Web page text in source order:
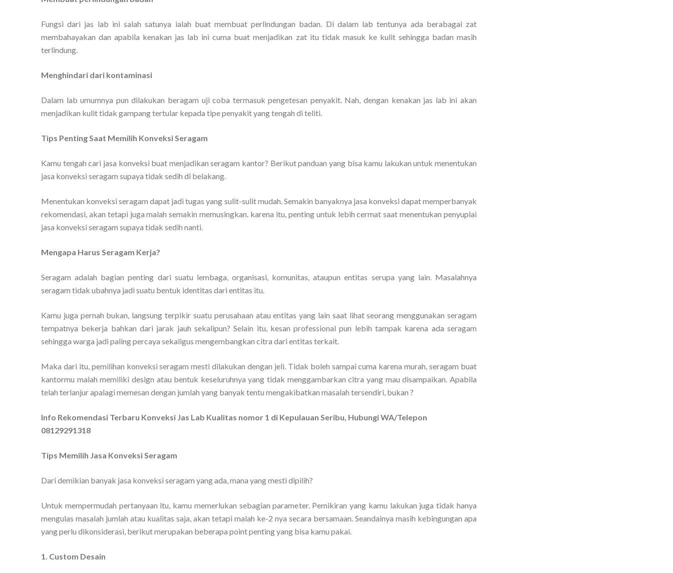
Fungsi dari jas lab ini salah satunya ialah buat membuat perlindungan badan. Di dalam lab tentunya ada berabagai zat
membahayakan dan apabila kenakan jas lab ini cuma buat menjadikan zat itu tidak masuk ke kulit sehingga badan masih
terlindung.
Menghindari dari kontaminasi
Dalam lab umumnya pun dilakukan beragam uji coba termasuk pengetesan penyakit. Nah, dengan kenakan jas lab ini akan
menjadikan kulit tidak gampang tertular kepada tipe penyakit yang tengah di teliti.
Tips Penting Saat Memilih Konveksi Seragam
Kamu tengah cari jasa konveksi buat menjadikan seragam kantor? Berikut panduan yang bisa kamu lakukan untuk menentukan
jasa konveksi seragam supaya tidak sedih di belakang.
Menentukan konveksi seragam dapat jadi tugas yang sulit-sulit mudah. Semakin banyaknya jasa konveksi dapat memperbanyak
rekomendasi, akan tetapi juga malah semakin memusingkan. karena itu, penting untuk lebih cermat saat menentukan penyuplai
jasa konveksi seragam supaya tidak sedih nanti.
Mengapa Harus Seragam Kerja?
Seragam adalah bagian penting dari suatu lembaga, organisasi, komunitas, ataupun entitas serupa yang lain. Masalahnya
seragam tidak ubahnya jadi suatu bentuk identitas dari entitas itu.
Kamu juga pernah bukan, langsung terpikir suatu perusahaan atau entitas yang lain saat lihat seorang menggunakan seragam
tempatnya bekerja bahkan dari jarak jauh sekalipun? Selain itu, kesan professional pun lebih tampak karena ada seragam
sehingga warga jadi paling percaya sekaligus mengembangkan citra dari entitas terkait.
Maka dari itu, pemilihan konveksi seragam mesti dilakukan dengan jeli. Tidak boleh sampai cuma karena murah, seragam buat
kantormu malah memiliki design atau bentuk keseluruhnya yang tidak menggambarkan citra yang mau disampaikan. Apabila
telah terlanjur apalagi memesan dengan jumlah yang banyak tentu mengakibatkan masalah tersendiri, bukan ?
Info Rekomendasi Terbaru Konveksi Jas Lab Kualitas nomor 1 di Kepulauan Seribu, Hubungi WA/Telepon
08129291318
Tips Memilih Jasa Konveksi Seragam
Dari demikian banyak jasa konveksi seragam yang ada, mana yang mesti dipilih?
Untuk mempermudah pertanyaan itu, kamu memerlukan sebagian parameter. Pemikiran yang kamu lakukan juga tidak hanya
mengulas masalah jumlah atau kualitas saja, akan tetapi malah ke-2 nya secara bersamaan. Seandainya masih kebingungan apa
yang perlu dikonsiderasi, berikut merupakan beberapa point penting yang bisa kamu pakai.
1. Custom Desain